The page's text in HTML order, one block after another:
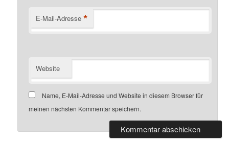
E-Mail-Adresse *
Website
Name, E-Mail-Adresse und Website in diesem Browser für
meinen nächsten Kommentar speichern.